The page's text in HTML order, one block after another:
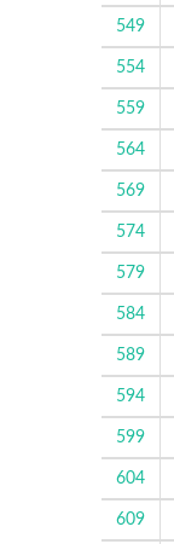
549
554
559
564
569
574
579
584
589
594
599
604
609